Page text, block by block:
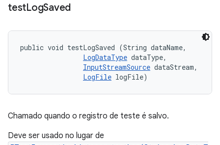
testLogSaved
public void testLogSaved (String dataName,
LogDataType dataType,
InputStreamSource dataStream,
LogFile logFile)
Chamado quando o registro de teste é salvo.
Deve ser usado no lugar de